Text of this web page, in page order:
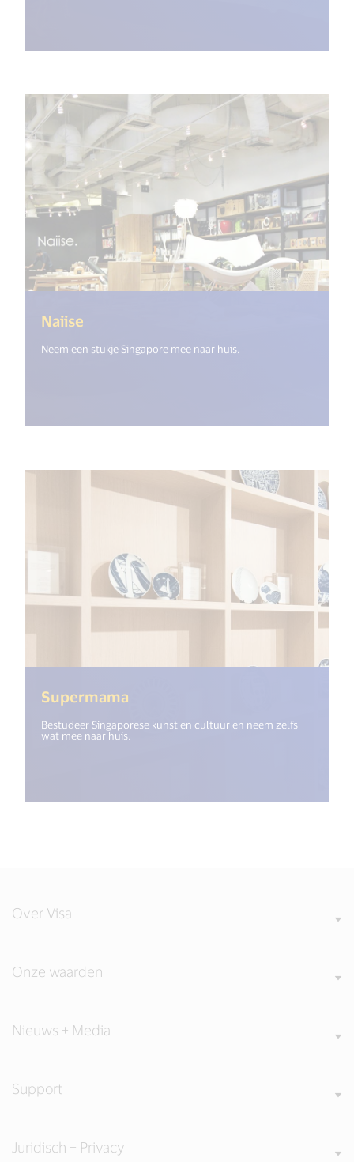
Naiise
Neem een stukje Singapore mee naar huis.
Supermama
Bestudeer Singaporese kunst en cultuur en neem zelfs
wat mee naar huis.
Over Visa
Onze waarden
Nieuws + Media
Support
Juridisch + Privacy